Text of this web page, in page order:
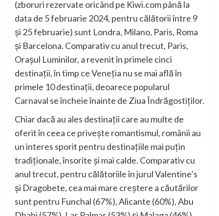
(zboruri rezervate oricând pe Kiwi.com până la
data de 5 februarie 2024, pentru călătorii între 9
și 25 februarie) sunt Londra, Milano, Paris, Roma
și Barcelona. Comparativ cu anul trecut, Paris,
Orașul Luminilor, a revenit în primele cinci
destinații, în timp ce Veneția nu se mai află în
primele 10 destinații, deoarece popularul
Carnaval se încheie înainte de Ziua Îndrăgostiților.
Chiar dacă au ales destinații care au multe de
oferit în ceea ce privește romantismul, românii au
un interes sporit pentru destinațiile mai puțin
tradiționale, însorite și mai calde. Comparativ cu
anul trecut, pentru călătoriile în jurul Valentine’s
și Dragobete, cea mai mare creștere a căutărilor
sunt pentru Funchal (67%), Alicante (60%), Abu